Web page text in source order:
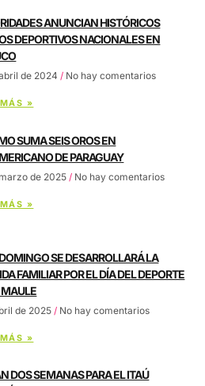
ANUNCIAN HISTÓRICOS
DEPORTIVOS NACIONALES EN
de 2024 No hay comentarios
»
SUMA SEIS OROS EN
DE PARAGUAY
de 2025 No hay comentarios
»
SE DESARROLLARÁ LA
FAMILIAR POR EL DÍA DEL DEPORTE
MAULE
de 2025 No hay comentarios
»
DOS SEMANAS PARA EL ITAÚ